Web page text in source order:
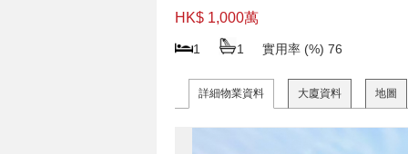
HK$ 1,000萬
1 1 實用率 (%) 76
詳細物業資料 大廈資料 地圖